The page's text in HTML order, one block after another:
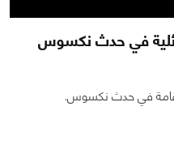
في حدث نكسوس
في حدث نكسوس.